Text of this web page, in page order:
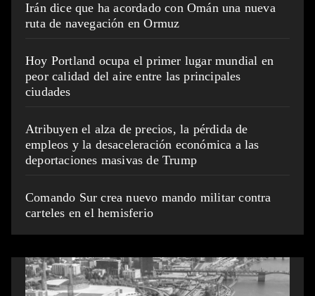
Irán dice que ha acordado con Omán una nueva
ruta de navegación en Ormuz
Hoy Portland ocupa el primer lugar mundial en
peor calidad del aire entre las principales
ciudades
Atribuyen el alza de precios, la pérdida de
empleos y la desaceleración económica a las
deportaciones masivas de Trump
Comando Sur crea nuevo mando militar contra
carteles en el hemisferio